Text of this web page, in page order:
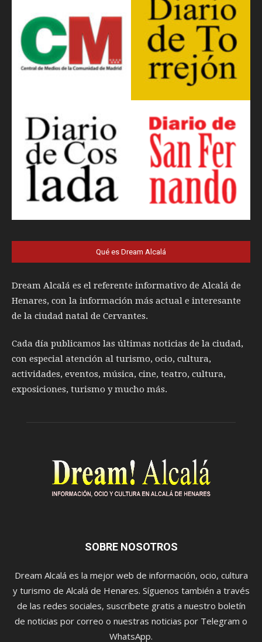
Qué es Dream Alcalá
Dream Alcalá es el referente informativo de Alcalá de
Henares, con la información más actual e interesante
de la ciudad natal de Cervantes.
Cada día publicamos las últimas noticias de la ciudad,
con especial atención al turismo, ocio, cultura,
actividades, eventos, música, cine, teatro, cultura,
exposiciones, turismo y mucho más.
SOBRE NOSOTROS
Dream Alcalá es la mejor web de información, ocio, cultura
y turismo de Alcalá de Henares. Síguenos también a través
de las redes sociales, suscríbete gratis a nuestro boletín
de noticias por correo o nuestras noticias por Telegram o
WhatsApp.